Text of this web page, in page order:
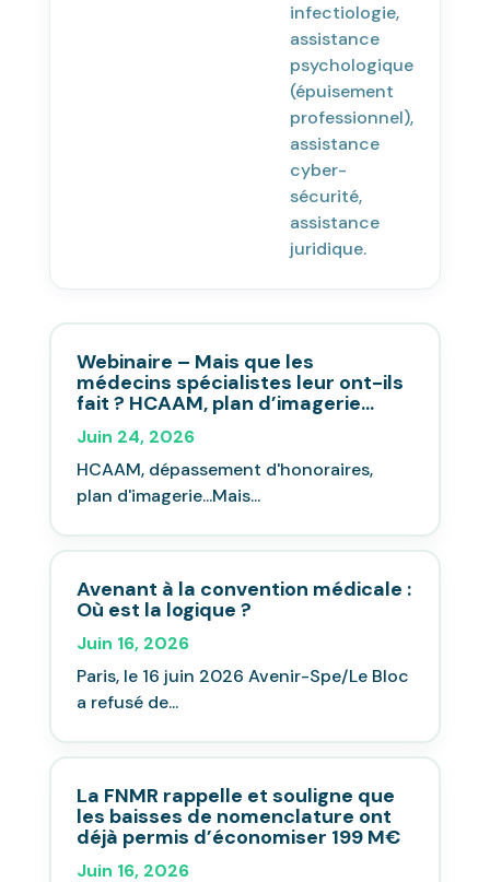
infectiologie,
assistance
psychologique
(épuisement
professionnel),
assistance
cyber-
sécurité,
assistance
juridique.
Webinaire – Mais que les
médecins spécialistes leur ont-ils
fait ? HCAAM, plan d’imagerie…
Juin 24, 2026
HCAAM, dépassement d'honoraires,
plan d'imagerie...Mais...
Avenant à la convention médicale :
Où est la logique ?
Juin 16, 2026
Paris, le 16 juin 2026 Avenir-Spe/Le Bloc
a refusé de...
La FNMR rappelle et souligne que
les baisses de nomenclature ont
déjà permis d’économiser 199 M€
Juin 16, 2026